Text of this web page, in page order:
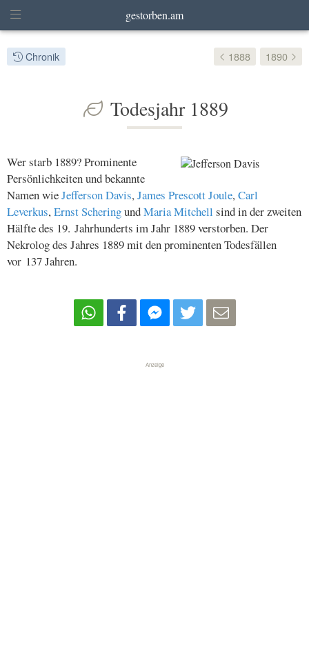
gestorben.am
Chronik 1888 1890
Todesjahr 1889
Wer starb 1889? Prominente
Persönlichkeiten und bekannte
Namen wieJefferson Davis,James Prescott Joule,Carl
Leverkus,Ernst ScheringundMaria Mitchell sind in der zweiten
Hälfte des 19. Jahrhunderts im Jahr 1889 verstorben. Der
Nekrolog des Jahres 1889 mit den prominenten Todesfällen
vor 137 Jahren.